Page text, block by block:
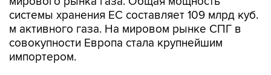
системы хранения ЕС составляет 109 млрд куб.
м активного газа. На мировом рынке СПГ в
совокупности Европа стала крупнейшим
импортером.